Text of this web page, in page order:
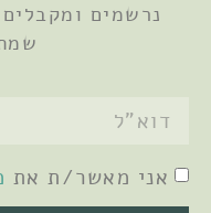
נרשמים
אני מאשר/ת את